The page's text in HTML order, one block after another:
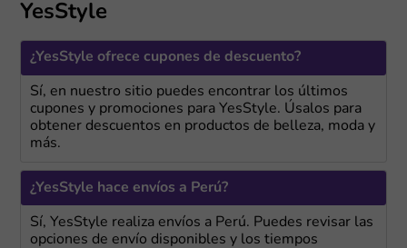
YesStyle
¿YesStyle ofrece cupones de descuento?
Sí, en nuestro sitio puedes encontrar los últimos
cupones y promociones para YesStyle. Úsalos para
obtener descuentos en productos de belleza, moda y
más.
¿YesStyle hace envíos a Perú?
Sí, YesStyle realiza envíos a Perú. Puedes revisar las
opciones de envío disponibles y los tiempos